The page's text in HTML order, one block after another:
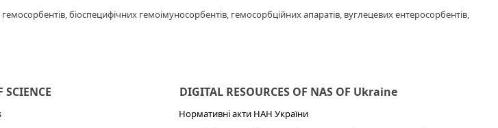
біоспецифічних гемоімуносорбентів, гемосорбційних апаратів, вуглецевих ентеросорбентів,
SCIENCE DIGITAL RESOURCES OF NAS OF Ukraine
Нормативні акти НАН України